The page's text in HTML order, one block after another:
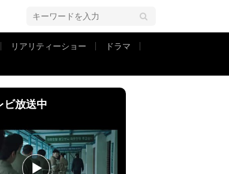
リアリティーショー
ドラマ
す
ビ放送中